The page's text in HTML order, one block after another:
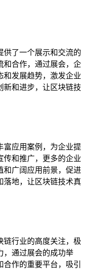
供了一个展示和交流的
和合作，通过展会，企
和发展趋势，激发企业
新和进步，让区块链技
富应用案例，为企业提
传和推广，更多的企业
和广阔应用前景，促进
落地，让区块链技术真
链行业的高度关注，极
，通过展会的成功举
作的重要平台，吸引